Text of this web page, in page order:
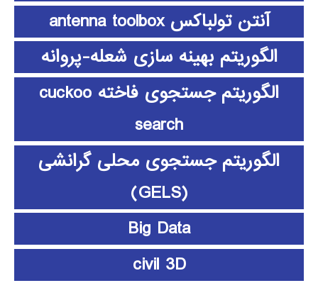
آنتن تولباکس antenna toolbox
الگوریتم بهینه سازی شعله-پروانه
الگوریتم جستجوی فاخته cuckoo
search
الگوریتم جستجوی محلی گرانشی
(GELS)
Big Data
civil 3D